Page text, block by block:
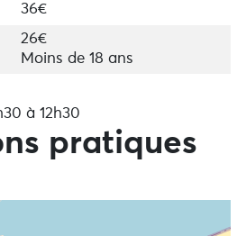
un minimum de 4 personnes
"Musées Salou"
36€
26€
Moins de 18 ans
à 12h30
pratiques